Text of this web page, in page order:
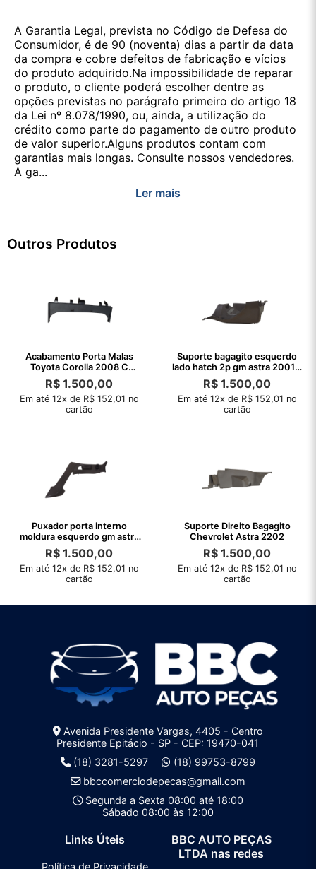
A Garantia Legal, prevista no Código de Defesa do
Consumidor, é de 90 (noventa) dias a partir da data
da compra e cobre defeitos de fabricação e vícios
do produto adquirido.Na impossibilidade de reparar
o produto, o cliente poderá escolher dentre as
opções previstas no parágrafo primeiro do artigo 18
da Lei nº 8.078/1990, ou, ainda, a utilização do
crédito como parte do pagamento de outro produto
de valor superior.Alguns produtos contam com
garantias mais longas. Consulte nossos vendedores.
A ga...
Ler mais
Outros Produtos
Acabamento Porta Malas
Toyota Corolla 2008 C
Detalhe
R$ 1.500,00
Em até 12x de R$ 152,01 no
cartão
Suporte bagagito esquerdo
lado hatch 2p gm astra 2001 a
2001
R$ 1.500,00
Em até 12x de R$ 152,01 no
cartão
Puxador porta interno
moldura esquerdo gm astra
1999 a 2011
R$ 1.500,00
Em até 12x de R$ 152,01 no
cartão
Suporte Direito Bagagito
Chevrolet Astra 2202
R$ 1.500,00
Em até 12x de R$ 152,01 no
cartão
Avenida Presidente Vargas, 4405 - Centro
Presidente Epitácio - SP - CEP: 19470-041
(18) 3281-5297
(18) 99753-8799
bbccomerciodepecas@gmail.com
Segunda a Sexta 08:00 até 18:00
Sábado 08:00 às 12:00
Links Úteis
BBC AUTO PEÇAS
LTDA nas redes